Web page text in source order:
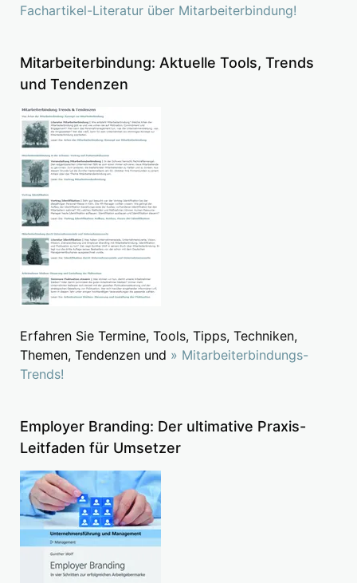
Fachartikel-Literatur über Mitarbeiterbindung!
Mitarbeiterbindung: Aktuelle Tools, Trends
und Tendenzen
Erfahren Sie Termine, Tools, Tipps, Techniken,
Themen, Tendenzen und » Mitarbeiterbindungs-
Trends!
Employer Branding: Der ultimative Praxis-
Leitfaden für Umsetzer